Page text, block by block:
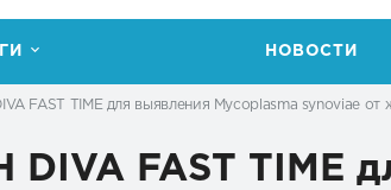
НОВОСТИ
FAST TIME для выявления Mycoplasma synoviae
DIVA FAST TIME